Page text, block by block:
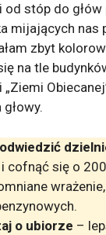
od stóp do głów
mijających nas
zbyt
na tle
i cofnąć się o
o ubiorze –